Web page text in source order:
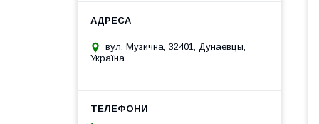
вул. Музична, 32401, Дунаевцы,
Україна